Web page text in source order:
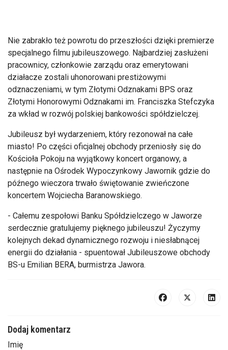
Nie zabrakło też powrotu do przeszłości dzięki premierze
specjalnego filmu jubileuszowego. Najbardziej zasłużeni
pracownicy, członkowie zarządu oraz emerytowani
działacze zostali uhonorowani prestiżowymi
odznaczeniami, w tym Złotymi Odznakami BPS oraz
Złotymi Honorowymi Odznakami im. Franciszka Stefczyka
za wkład w rozwój polskiej bankowości spółdzielczej.
Jubileusz był wydarzeniem, który rezonował na całe
miasto! Po części oficjalnej obchody przeniosły się do
Kościoła Pokoju na wyjątkowy koncert organowy, a
następnie na Ośrodek Wypoczynkowy Jawornik gdzie do
późnego wieczora trwało świętowanie zwieńczone
koncertem Wojciecha Baranowskiego.
- Całemu zespołowi Banku Spółdzielczego w Jaworze
serdecznie gratulujemy pięknego jubileuszu! Życzymy
kolejnych dekad dynamicznego rozwoju i niesłabnącej
energii do działania - spuentował Jubileuszowe obchody
BS-u Emilian BERA, burmistrza Jawora.
Dodaj komentarz
Imię